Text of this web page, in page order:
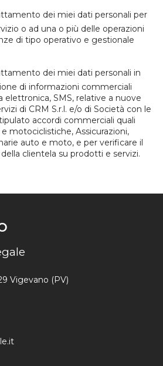
dei miei dati personali per
o ad una o più delle operazioni
di tipo operativo e gestionale
dei miei dati personali in
di informazioni commerciali
SMS, relative a nuove
di CRM S.r.l. e/o di Società con le
accordi commerciali quali
motociclistiche, Assicurazioni,
auto e moto, e per verificare il
clientela su prodotti e servizi.
Vigevano (PV)